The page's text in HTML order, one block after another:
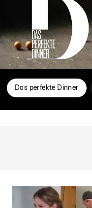
Das perfekte Dinner